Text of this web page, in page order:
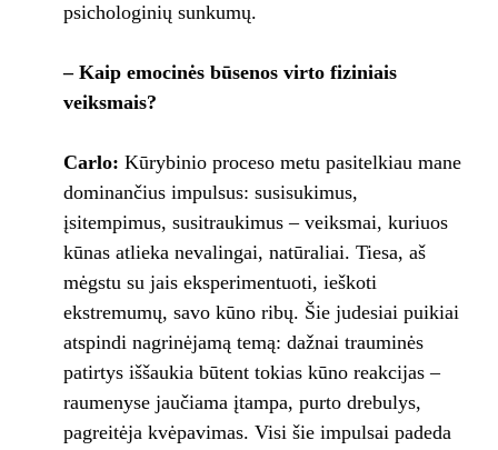
psichologinių sunkumų.
– Kaip emocinės būsenos virto fiziniais
veiksmais?
Carlo: Kūrybinio proceso metu pasitelkiau mane
dominančius impulsus: susisukimus,
įsitempimus, susitraukimus – veiksmai, kuriuos
kūnas atlieka nevalingai, natūraliai. Tiesa, aš
mėgstu su jais eksperimentuoti, ieškoti
ekstremumų, savo kūno ribų. Šie judesiai puikiai
atspindi nagrinėjamą temą: dažnai trauminės
patirtys iššaukia būtent tokias kūno reakcijas –
raumenyse jaučiama įtampa, purto drebulys,
pagreitėja kvėpavimas. Visi šie impulsai padeda